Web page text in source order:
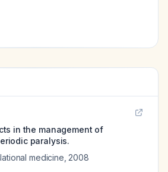
in the management of
paralysis.
medicine 2008